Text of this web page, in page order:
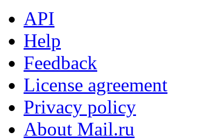
API
Help
Feedback
License agreement
Privacy policy
About Mail.ru